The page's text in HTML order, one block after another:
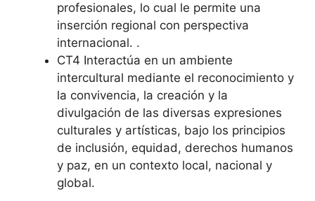
profesionales, lo cual le permite una
inserción regional con perspectiva
internacional. .
CT4 Interactúa en un ambiente
intercultural mediante el reconocimiento y
la convivencia, la creación y la
divulgación de las diversas expresiones
culturales y artísticas, bajo los principios
de inclusión, equidad, derechos humanos
y paz, en un contexto local, nacional y
global.